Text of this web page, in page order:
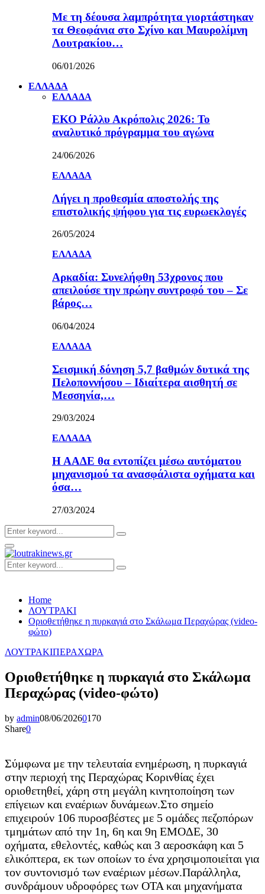
Με τη δέουσα λαμπρότητα γιορτάστηκαν
τα Θεοφάνια στο Σχίνο και Μαυρολίμνη
Λουτρακίου…
06/01/2026
ΕΛΛΑΔΑ
ΕΛΛΑΔΑ
ΕΚΟ Ράλλυ Ακρόπολις 2026: Το
αναλυτικό πρόγραμμα του αγώνα
24/06/2026
ΕΛΛΑΔΑ
Λήγει η προθεσμία αποστολής της
επιστολικής ψήφου για τις ευρωεκλογές
26/05/2024
ΕΛΛΑΔΑ
Αρκαδία: Συνελήφθη 53χρονος που
απειλούσε την πρώην συντροφό του – Σε
βάρος…
06/04/2024
ΕΛΛΑΔΑ
Σεισμική δόνηση 5,7 βαθμών δυτικά της
Πελοποννήσου – Ιδιαίτερα αισθητή σε
Μεσσηνία,…
29/03/2024
ΕΛΛΑΔΑ
Η ΑΑΔΕ θα εντοπίζει μέσω αυτόματου
μηχανισμού τα ανασφάλιστα οχήματα και
όσα…
27/03/2024
Search
for:
Search
Primary
Menu
Search
for:
Search
Home
ΛΟΥΤΡΑΚΙ
Οριοθετήθηκε η πυρκαγιά στο Σκάλωμα Περαχώρας (video-
φώτο)
ΛΟΥΤΡΑΚΙΠΕΡΑΧΩΡΑ
Οριοθετήθηκε η πυρκαγιά στο Σκάλωμα
Περαχώρας (video-φώτο)
by admin08/06/20260170
Share0
Σύμφωνα με την τελευταία ενημέρωση, η πυρκαγιά
στην περιοχή της Περαχώρας Κορινθίας έχει
οριοθετηθεί, χάρη στη μεγάλη κινητοποίηση των
επίγειων και εναέριων δυνάμεων.Στο σημείο
επιχειρούν 106 πυροσβέστες με 5 ομάδες πεζοπόρων
τμημάτων από την 1η, 6η και 9η ΕΜΟΔΕ, 30
οχήματα, εθελοντές, καθώς και 3 αεροσκάφη και 5
ελικόπτερα, εκ των οποίων το ένα χρησιμοποιείται για
τον συντονισμό των εναέριων μέσων.Παράλληλα,
συνδράμουν υδροφόρες των ΟΤΑ και μηχανήματα